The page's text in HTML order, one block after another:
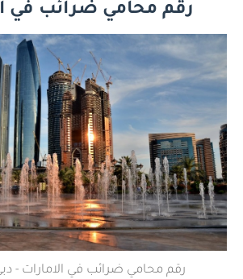
رقم محامي ضرائب في
رقم محامي ضرائب في الامارات -